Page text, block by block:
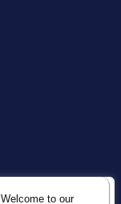
Welcome to our